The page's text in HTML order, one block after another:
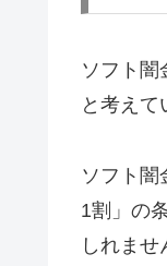
ソフト闇
と考えて
ソフト闇
1割」の
しれま